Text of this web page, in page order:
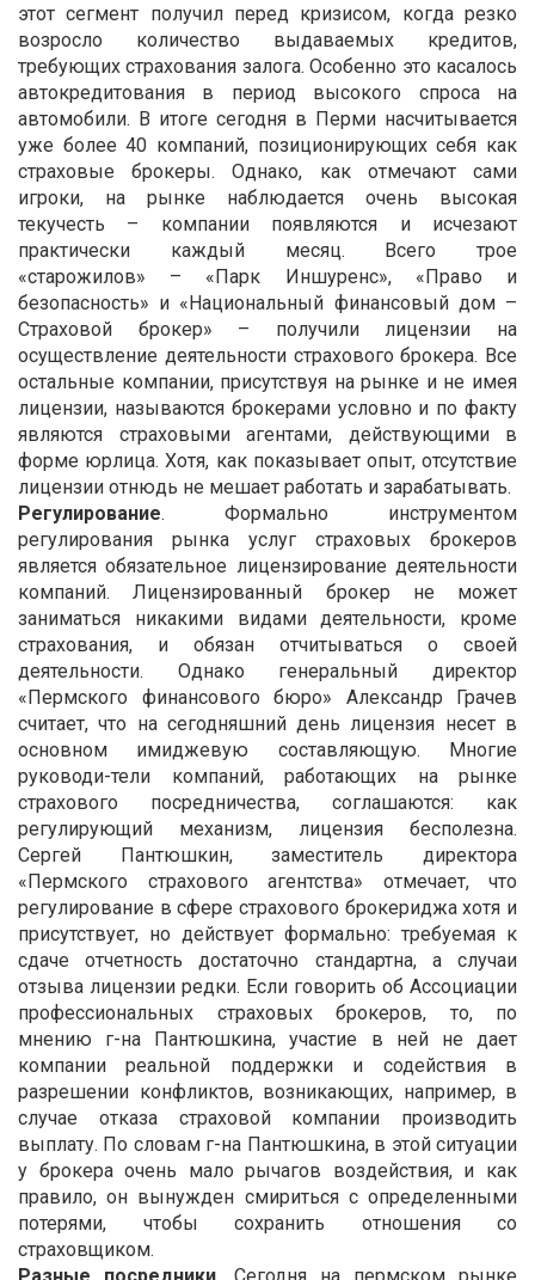
этот сегмент получил перед кризисом, когда резко
возросло количество выдаваемых кредитов,
требующих страхования залога. Особенно это касалось
автокредитования в период высокого спроса на
автомобили. В итоге сегодня в Перми насчитывается
уже более 40 компаний, позиционирующих себя как
страховые брокеры. Однако, как отмечают сами
игроки, на рынке наблюдается очень высокая
текучесть – компании появляются и исчезают
практически каждый месяц. Всего трое
«старожилов» – «Парк Иншуренс», «Право и
безопасность» и «Национальный финансовый дом –
Страховой брокер» – получили лицензии на
осуществление деятельности страхового брокера. Все
остальные компании, присутствуя на рынке и не имея
лицензии, называются брокерами условно и по факту
являются страховыми агентами, действующими в
форме юрлица. Хотя, как показывает опыт, отсутствие
лицензии отнюдь не мешает работать и зарабатывать.
Регулирование. Формально инструментом
регулирования рынка услуг страховых брокеров
является обязательное лицензирование деятельности
компаний. Лицензированный брокер не может
заниматься никакими видами деятельности, кроме
страхования, и обязан отчитываться о своей
деятельности. Однако генеральный директор
«Пермского финансового бюро» Александр Грачев
считает, что на сегодняшний день лицензия несет в
основном имиджевую составляющую. Многие
руководи-тели компаний, работающих на рынке
страхового посредничества, соглашаются: как
регулирующий механизм, лицензия бесполезна.
Сергей Пантюшкин, заместитель директора
«Пермского страхового агентства» отмечает, что
регулирование в сфере страхового брокериджа хотя и
присутствует, но действует формально: требуемая к
сдаче отчетность достаточно стандартна, а случаи
отзыва лицензии редки. Если говорить об Ассоциации
профессиональных страховых брокеров, то, по
мнению г-на Пантюшкина, участие в ней не дает
компании реальной поддержки и содействия в
разрешении конфликтов, возникающих, например, в
случае отказа страховой компании производить
выплату. По словам г-на Пантюшкина, в этой ситуации
у брокера очень мало рычагов воздействия, и как
правило, он вынужден смириться с определенными
потерями, чтобы сохранить отношения со
страховщиком.
Разные посредники. Сегодня на пермском рынке